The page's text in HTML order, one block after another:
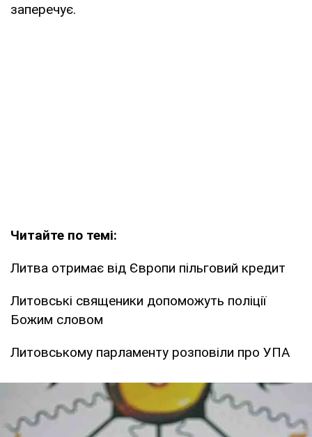
заперечує.
Читайте по темі:
Литва отримає від Європи пільговий кредит
Литовські священики допоможуть поліції
Божим словом
Литовському парламенту розповіли про УПА